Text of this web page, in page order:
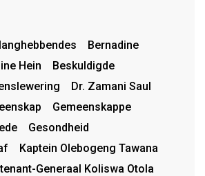
Bernadine
Hein
Beskuldigde
Dr. Zamani Saul
Gemeenskappe
Gesondheid
Kaptein Olebogeng Tawana
Generaal Koliswa Otola